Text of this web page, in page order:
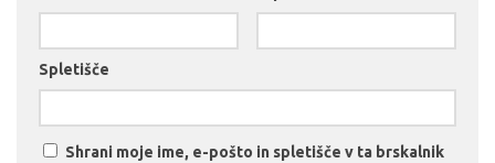
Spletišče
Shrani moje ime, e-pošto in spletišče v ta brskalnik